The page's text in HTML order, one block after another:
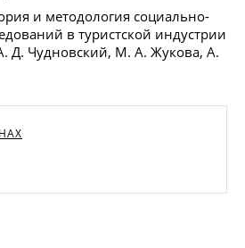
и методология социально-
в туристской индустрии
Д. Чудновский, М. А. Жукова, А.